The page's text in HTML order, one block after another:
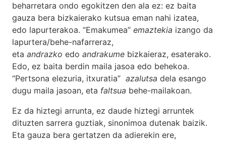
beharretara ondo egokitzen den ala ez: ez baita
gauza bera bizkaierako kutsua eman nahi izatea,
edo lapurterakoa. “Emakumea” emaztekia izango da
lapurtera/behe-nafarreraz,
eta andrazko edo andrakume bizkaieraz, esaterako.
Edo, ez baita berdin maila jasoa edo behekoa.
“Pertsona elezuria, itxuratia” azalutsa dela esango
dugu maila jasoan, eta faltsua behe-mailakoan.
Ez da hiztegi arrunta, ez daude hiztegi arruntek
dituzten sarrera guztiak, sinonimoa dutenak baizik.
Eta gauza bera gertatzen da adierekin ere,